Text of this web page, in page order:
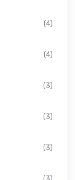
(4)
(4)
(3)
(3)
(3)